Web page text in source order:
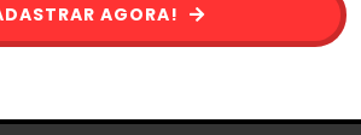
AGORA!